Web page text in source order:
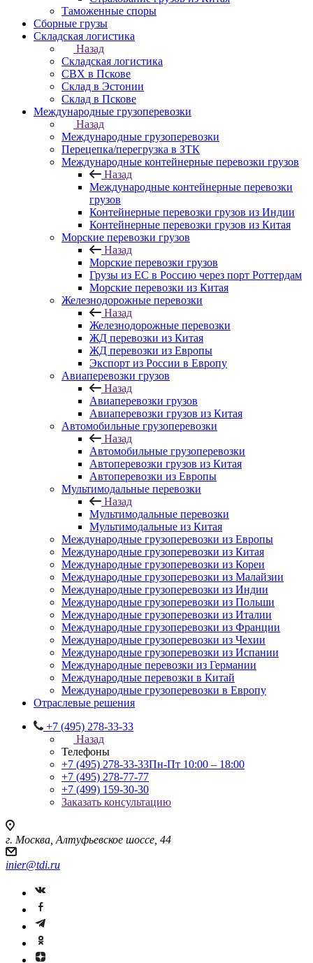
Таможенные споры
Сборные грузы
Складская логистика
Назад
Складская логистика
СВХ в Пскове
Склад в Эстонии
Склад в Пскове
Международные грузоперевозки
Назад
Международные грузоперевозки
Перецепка/перегрузка в ЗТК
Международные контейнерные перевозки грузов
Назад
Международные контейнерные перевозки
грузов
Контейнерные перевозки грузов из Индии
Контейнерные перевозки грузов из Китая
Морские перевозки грузов
Назад
Морские перевозки грузов
Грузы из ЕС в Россию через порт Роттердам
Морские перевозки из Китая
Железнодорожные перевозки
Назад
Железнодорожные перевозки
ЖД перевозки из Китая
ЖД перевозки из Европы
Экспорт из России в Европу
Авиаперевозки грузов
Назад
Авиаперевозки грузов
Авиаперевозки грузов из Китая
Автомобильные грузоперевозки
Назад
Автомобильные грузоперевозки
Автоперевозки грузов из Китая
Автоперевозки из Европы
Мультимодальные перевозки
Назад
Мультимодальные перевозки
Мультимодальные из Китая
Международные грузоперевозки из Европы
Международные грузоперевозки из Китая
Международные грузоперевозки из Кореи
Международные грузоперевозки из Малайзии
Международные грузоперевозки из Индии
Международные грузоперевозки из Польши
Международные грузоперевозки из Италии
Международные грузоперевозки из Франции
Международные грузоперевозки из Чехии
Международные грузоперевозки из Испании
Международные перевозки из Германии
Международные перевозки в Китай
Международные грузоперевозки в Европу
Отраслевые решения
+7 (495) 278-33-33
Назад
Телефоны
+7 (495) 278-33-33Пн-Пт 10:00 – 18:00
+7 (495) 278-77-77
+7 (499) 159-30-30
Заказать консультацию
г. Москва, Алтуфьевское шоссе, 44
inier@tdi.ru